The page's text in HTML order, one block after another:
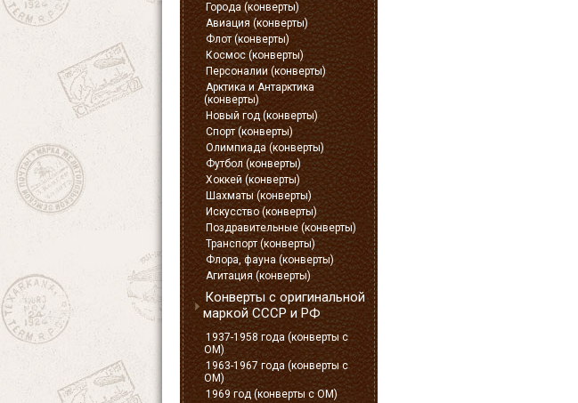
Города (конверты)
Авиация (конверты)
Флот (конверты)
Космос (конверты)
Персоналии (конверты)
Арктика и Антарктика
(конверты)
Новый год (конверты)
Спорт (конверты)
Олимпиада (конверты)
Футбол (конверты)
Хоккей (конверты)
Шахматы (конверты)
Искусство (конверты)
Поздравительные (конверты)
Транспорт (конверты)
Флора, фауна (конверты)
Агитация (конверты)
Конверты с оригинальной
маркой СССР и РФ
1937-1958 года (конверты с
ОМ)
1963-1967 года (конверты с
ОМ)
1969 год (конверты с ОМ)